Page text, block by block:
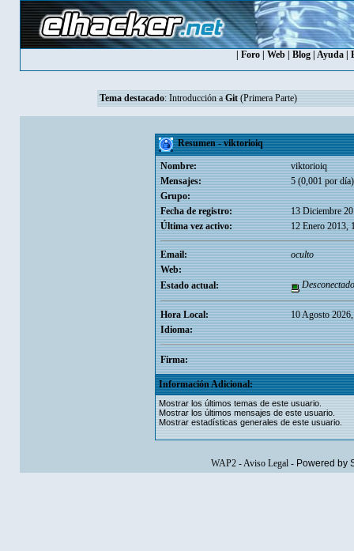
Foro| Web| Blog| Ayuda|
Tema destacado: Introducción a Git (Primera Parte)
Resumen - viktorioiq
Nombre:
viktorioiq
Mensajes:
5 (0,001 por día)
Grupo:
Fecha de registro:
13 Diciembre
Última vez activo:
12 Enero 2013,
Email:
oculto
Web:
Estado actual:
Desconectado
Hora Local:
10 Agosto
Idioma:
Firma:
Información Adicional:
Mostrar los últimos temas de este usuario.
Mostrar los últimos mensajes de este usuario.
Mostrar estadísticas generales de este usuario.
WAP2-Aviso Legal- Powered by